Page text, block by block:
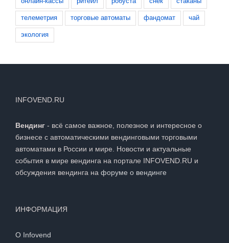
телеметрия торговые автоматы фандомат чай
экология
INFOVEND.RU
Вендинг - всё самое важное, полезное и интересное о
бизнесе с автоматическими вендинговыми торговыми
автоматами в России и мире. Новости и актуальные
события в мире вендинга на портале INFOVEND.RU и
обсуждения вендинга на форуме о вендинге
ИНФОРМАЦИЯ
О Infovend